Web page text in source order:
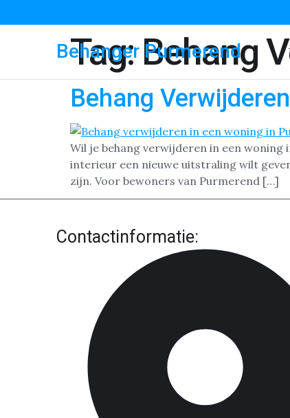
Behanger Purmerend
Tag:Behang
Behang
Wil je behang verwijderen in een woning
interieur een nieuwe uitstraling wilt
zijn. Voor bewoners van Purmerend […]
Contactinformatie: